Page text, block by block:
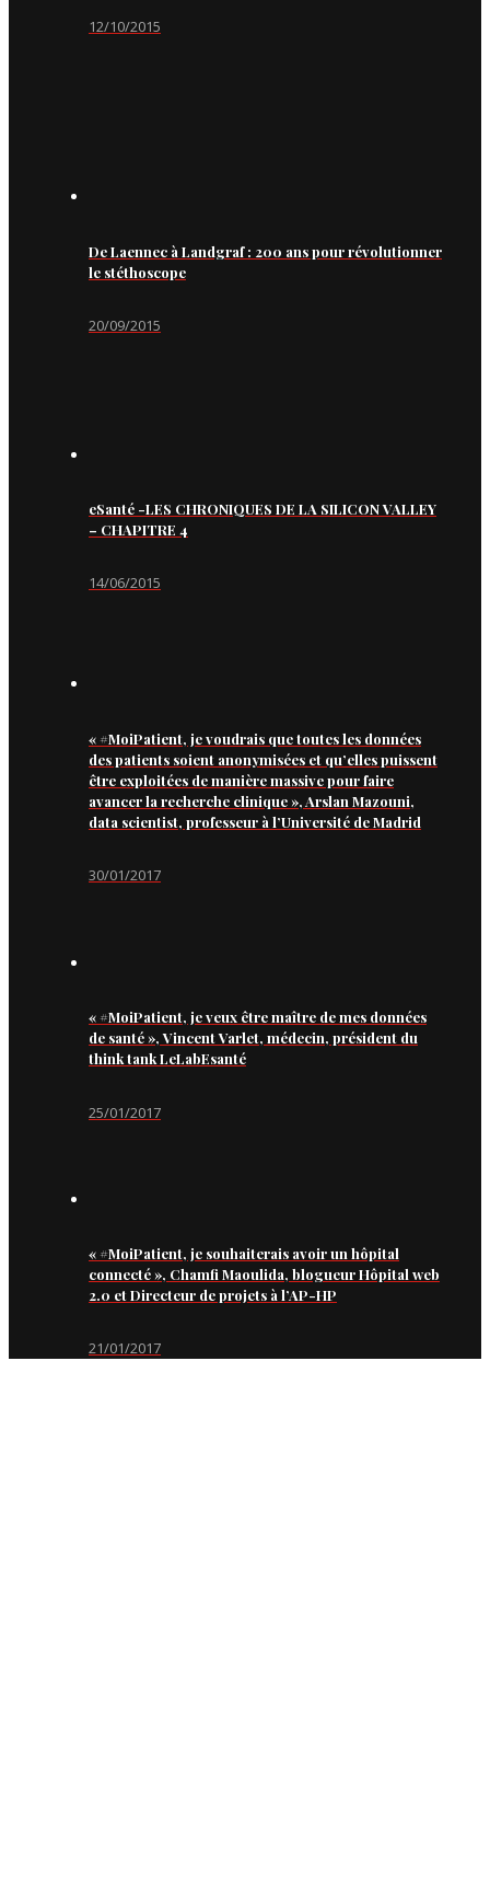
12/10/2015
De Laennec à Landgraf : 200 ans pour révolutionner
le stéthoscope
20/09/2015
eSanté -LES CHRONIQUES DE LA SILICON VALLEY
– CHAPITRE 4
14/06/2015
« #MoiPatient, je voudrais que toutes les données
des patients soient anonymisées et qu’elles puissent
être exploitées de manière massive pour faire
avancer la recherche clinique », Arslan Mazouni,
data scientist, professeur à l’Université de Madrid
30/01/2017
« #MoiPatient, je veux être maître de mes données
de santé », Vincent Varlet, médecin, président du
think tank LeLabEsanté
25/01/2017
« #MoiPatient, je souhaiterais avoir un hôpital
connecté », Chamfi Maoulida, blogueur Hôpital web
2.0 et Directeur de projets à l’AP-HP
21/01/2017